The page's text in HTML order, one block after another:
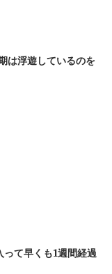
は浮遊しているのを
って早くも1週間経過